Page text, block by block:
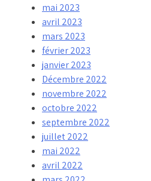
mai 2023
avril 2023
mars 2023
février 2023
janvier 2023
Décembre 2022
novembre 2022
octobre 2022
septembre 2022
juillet 2022
mai 2022
avril 2022